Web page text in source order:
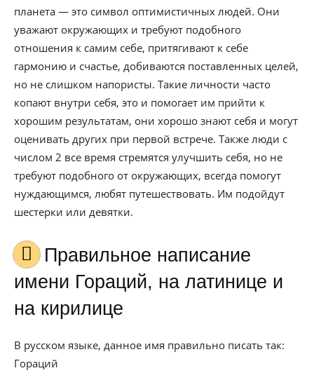
планета — это символ оптимистичных людей. Они
уважают окружающих и требуют подобного
отношения к самим себе, притягивают к себе
гармонию и счастье, добиваются поставленных целей,
но не слишком напористы. Такие личности часто
копают внутри себя, это и помогает им прийти к
хорошим результатам, они хорошо знают себя и могут
оценивать других при первой встрече. Также люди с
числом 2 все время стремятся улучшить себя, но не
требуют подобного от окружающих, всегда помогут
нуждающимся, любят путешествовать. Им подойдут
шестерки или девятки.
Правильное написание
имени Гораций, на латинице и
на кирилице
В русском языке, данное имя правильно писать так:
Гораций